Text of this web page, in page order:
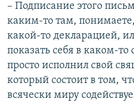
– Подписание этого
каким-то там,
какой-то декларацией,
показать себя в каком-
просто исполнил свой
который состоит в том,
всячески миру